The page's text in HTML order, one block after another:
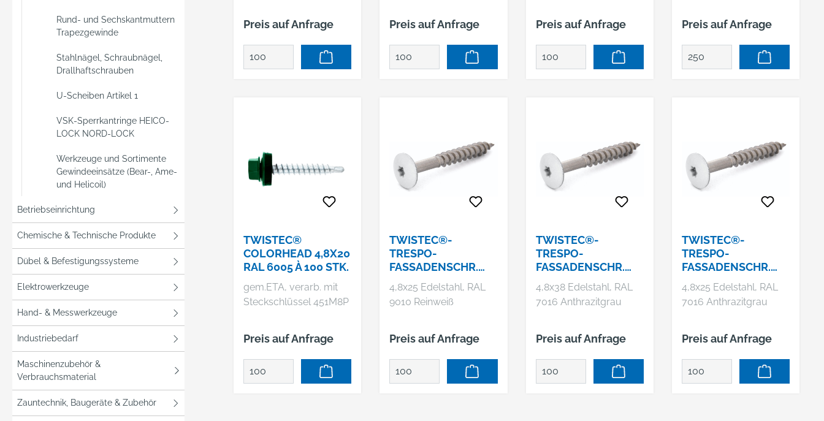
Rund- und Sechskantmuttern
Trapezgewinde
Stahlnägel, Schraubnägel,
Drallhaftschrauben
U-Scheiben Artikel 1
VSK-Sperrkantringe HEICO-
LOCK NORD-LOCK
Werkzeuge und Sortimente
Gewindeeinsätze (Bear-, Ame-
und Helicoil)
Betriebseinrichtung
Chemische & Technische Produkte
Dübel & Befestigungssysteme
Elektrowerkzeuge
Hand- & Messwerkzeuge
Industriebedarf
Maschinenzubehör &
Verbrauchsmaterial
Zauntechnik, Baugeräte & Zubehör
Preis auf Anfrage Preis auf Anfrage Preis auf Anfrage Preis auf Anfrage
TWISTEC®
COLORHEAD 4,8X20
RAL 6005 À 100 STK.
gem.ETA, verarb. mit
Steckschlüssel 451M8P
Preis auf Anfrage
TWISTEC®-
TRESPO-
FASSADENSCHR.
4,8x25 Edelstahl, RAL
9010 Reinweiß
Preis auf Anfrage
TWISTEC®-
TRESPO-
FASSADENSCHR.
4,8x38 Edelstahl, RAL
7016 Anthrazitgrau
Preis auf Anfrage
TWISTEC®-
TRESPO-
FASSADENSCHR.
4,8x25 Edelstahl, RAL
7016 Anthrazitgrau
Preis auf Anfrage